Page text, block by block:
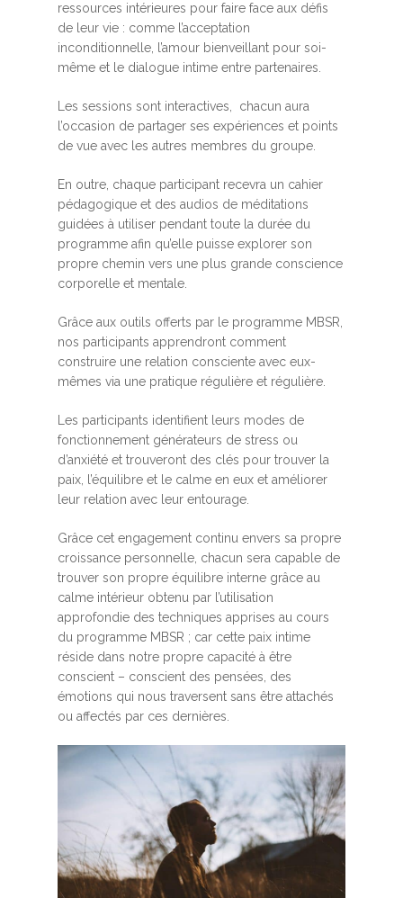
ressources intérieures pour faire face aux défis
de leur vie : comme l’acceptation
inconditionnelle, l’amour bienveillant pour soi-
même et le dialogue intime entre partenaires.
Les sessions sont interactives, chacun aura
l’occasion de partager ses expériences et points
de vue avec les autres membres du groupe.
En outre, chaque participant recevra un cahier
pédagogique et des audios de méditations
guidées à utiliser pendant toute la durée du
programme afin qu’elle puisse explorer son
propre chemin vers une plus grande conscience
corporelle et mentale.
Grâce aux outils offerts par le programme MBSR,
nos participants apprendront comment
construire une relation consciente avec eux-
mêmes via une pratique régulière et régulière.
Les participants identifient leurs modes de
fonctionnement générateurs de stress ou
d’anxiété et trouveront des clés pour trouver la
paix, l’équilibre et le calme en eux et améliorer
leur relation avec leur entourage.
Grâce cet engagement continu envers sa propre
croissance personnelle, chacun sera capable de
trouver son propre équilibre interne grâce au
calme intérieur obtenu par l’utilisation
approfondie des techniques apprises au cours
du programme MBSR ; car cette paix intime
réside dans notre propre capacité à être
conscient – conscient des pensées, des
émotions qui nous traversent sans être attachés
ou affectés par ces dernières.